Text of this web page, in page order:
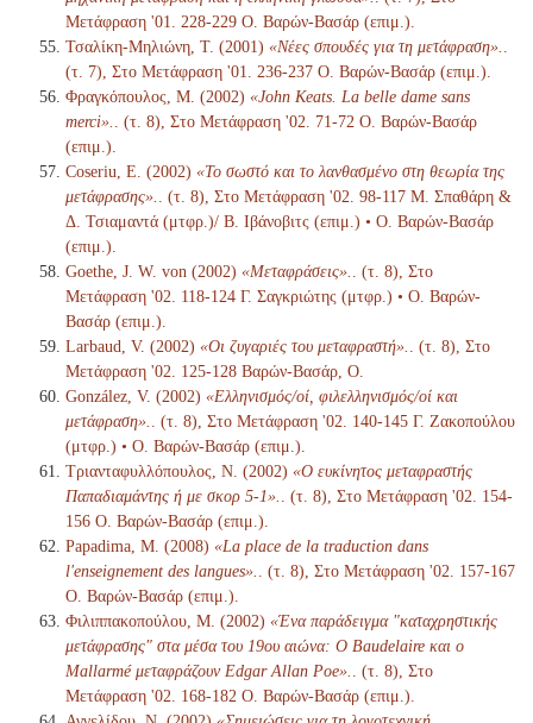
Μετάφραση '01. 228-229 Ο. Βαρών-Βασάρ (επιμ.).
Τσαλίκη-Μηλιώνη, Τ. (2001) «Νέες σπουδές για τη μετάφραση».
(τ. 7), Στο Μετάφραση '01. 236-237 Ο. Βαρών-Βασάρ (επιμ.).
Φραγκόπουλος, Μ. (2002) «John Keats. La belle dame sans
merci».
. (τ. 8), Στο Μετάφραση '02. 71-72 Ο. Βαρών-Βασάρ
(επιμ.).
Coseriu, E. (2002) «Το σωστό και το λανθασμένο στη θεωρία της
μετάφρασης».
. (τ. 8), Στο Μετάφραση '02. 98-117 Μ. Σπαθάρη &
Δ. Τσιαμαντά (μτφρ.)/ Β. Ιβάνοβιτς (επιμ.) • Ο. Βαρών-Βασάρ
(επιμ.).
Goethe, J. W. von (2002) «Μεταφράσεις».
. (τ. 8), Στο
Μετάφραση '02. 118-124 Γ. Σαγκριώτης (μτφρ.) • Ο. Βαρών-
Βασάρ (επιμ.).
Larbaud, V. (2002) «Οι ζυγαριές του μεταφραστή».
. (τ. 8), Στο
Μετάφραση '02. 125-128 Βαρών-Βασάρ, Ο.
González, V. (2002) «Ελληνισμός/οί, φιλελληνισμός/οί και
μετάφραση».
. (τ. 8), Στο Μετάφραση '02. 140-145 Γ. Ζακοπούλου
(μτφρ.) • Ο. Βαρών-Βασάρ (επιμ.).
Τριανταφυλλόπουλος, Ν. (2002) «Ο ευκίνητος μεταφραστής
Παπαδιαμάντης ή με σκορ 5-1».
. (τ. 8), Στο Μετάφραση '02. 154-
156 Ο. Βαρών-Βασάρ (επιμ.).
Papadima, M. (2008) «La place de la traduction dans
l'enseignement des langues».
. (τ. 8), Στο Μετάφραση '02. 157-167
Ο. Βαρών-Βασάρ (επιμ.).
Φιλιππακοπούλου, Μ. (2002) «Ένα παράδειγμα "καταχρηστικής
μετάφρασης" στα μέσα του 19ου αιώνα: Ο Baudelaire και ο
Mallarmé μεταφράζουν Edgar Allan Poe».
. (τ. 8), Στο
Μετάφραση '02. 168-182 Ο. Βαρών-Βασάρ (επιμ.).